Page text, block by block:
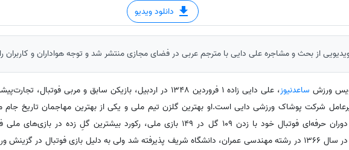
دانلود ویدیو
از بحث و مشاجره علی دایی با مترجم عربی در فضای مجازی منتشر شد و توجه هواداران و کاربران
ورزش ساعدنیوز
، علی دایی زاده 1 فروردین 1348 در اردبیل، بازیکن سابق و مربی
شرکت پوشاک ورزشی دایی است.او بهترین گلزن تیم ملی و یکی از بهترین مهاجمان تاریخ جام
می‌رود که در دوران حرفه‌ای فوتبال خود با زدن 109 گل در 149 بازی ملی، رکورد بیشترین گلِ
به‌دست‌آورد.او در سال 1366 در رشته مهندسی عمران، دانشگاه شریف پذیرفته شد ولی به دلیل بازی فوتبال در